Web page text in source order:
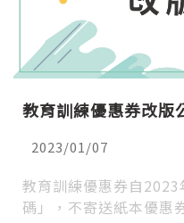
教育訓練優惠券改版
2023/01/07
教育訓練優惠券自
碼」，不寄送紙本優惠